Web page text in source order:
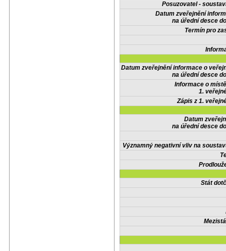
Posuzovatel -
Datum zveřejnění
na úřední desce
Termín pro
Datum zveřejnění informace o
na úřední desce
Informace o
1.
Zápis z 1.
Datum
na úřední desce
Významný negativní vliv na
Stát